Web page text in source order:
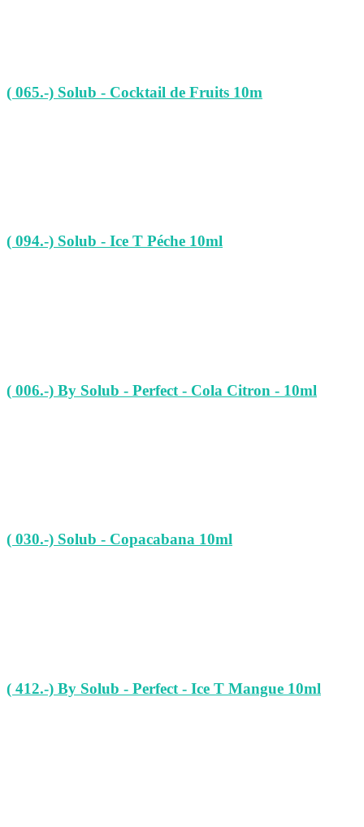
( 065.-) Solub - Cocktail de Fruits 10m
( 094.-) Solub - Ice T Péche 10ml
( 006.-) By Solub - Perfect - Cola Citron - 10ml
( 030.-) Solub - Copacabana 10ml
( 412.-) By Solub - Perfect - Ice T Mangue 10ml